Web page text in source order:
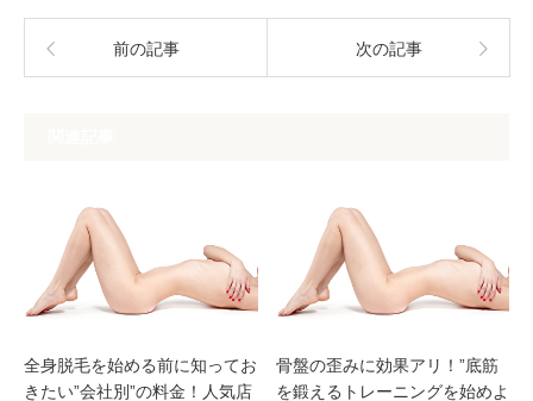
前の記事 次の記事
全身脱毛を始める前に知ってお
きたい”会社別”の料金！人気店
骨盤の歪みに効果アリ！”底筋
を鍛えるトレーニングを始めよ